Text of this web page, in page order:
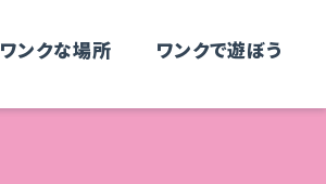
ワンクな場所 ワンクで遊ぼう